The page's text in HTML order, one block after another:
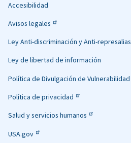
Helpful
Links
Accesibilidad
Avisos legales
Ley Anti-discriminación y Anti-represalias
Ley de libertad de información
Política de Divulgación de Vulnerabilidad
Política de privacidad
Salud y servicios humanos
USA.gov